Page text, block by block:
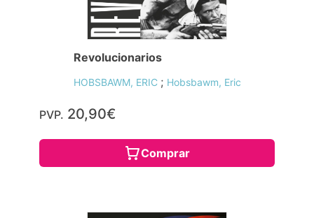
Revolucionarios
HOBSBAWM, ERIC ; Hobsbawm, Eric
PVP. 20,90€
Comprar